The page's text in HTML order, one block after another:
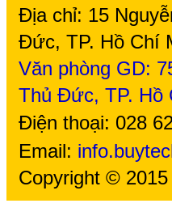
Địa chỉ: 15
Đức, TP. Hồ Chí
Văn phòng GD:
Thủ Đức, TP. Hồ
Điện thoại: 028
Email:
Copyright ©